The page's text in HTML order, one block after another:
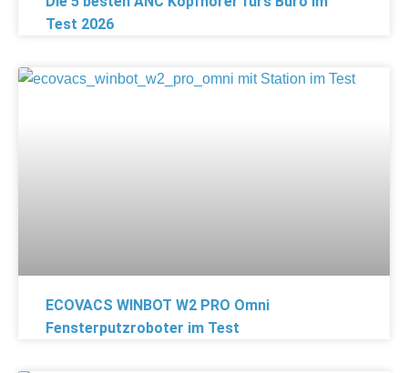
Test 2026
ECOVACS WINBOT W2 PRO Omni
Fensterputzroboter im Test